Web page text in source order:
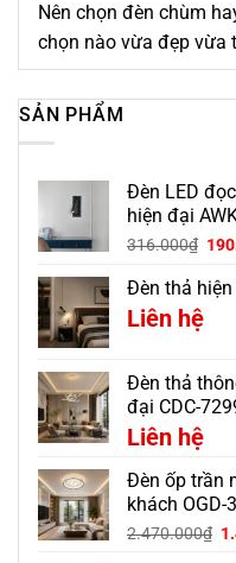
Nên chọn đèn chùm
chọn nào vừa đẹp vừa
SẢN PHẨM
Đèn LED
hiện đại
316.000₫
Đèn thả
Liên hệ
Đèn thả
đại CDC-
Liên hệ
Đèn ốp trần
khách OGD-
2.470.000₫